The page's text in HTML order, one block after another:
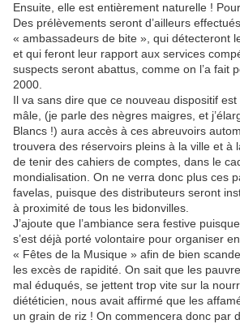
Ensuite, elle est entièrement naturelle !
Des prélèvements seront d’ailleurs
« ambassadeurs de bite », qui détecteront
et qui feront leur rapport aux services
suspects seront abattus, comme on l’a fait
2000.
Il va sans dire que ce nouveau dispositif est
mâle, (je parle des nègres maigres, et
Blancs !) aura accès à ces abreuvoirs
trouvera des réservoirs pleins à la ville et à
de tenir des cahiers de comptes, dans le
mondialisation. On ne verra donc plus ces
favelas, puisque des distributeurs seront
à proximité de tous les bidonvilles.
J’ajoute que l’ambiance sera festive
s’est déjà porté volontaire pour organiser
« Fêtes de la Musique » afin de bien
les excès de rapidité. On sait que les
mal éduqués, se jettent trop vite sur la
diététicien, nous avait affirmé que les
un grain de riz ! On commencera donc par